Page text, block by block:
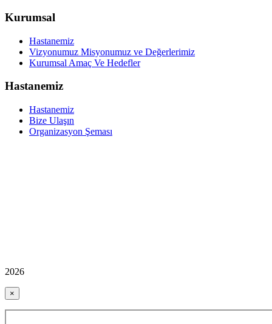
Kurumsal
Hastanemiz
Vizyonumuz Misyonumuz ve Değerlerimiz
Kurumsal Amaç Ve Hedefler
Hastanemiz
Hastanemiz
Bize Ulaşın
Organizasyon Şeması
2026
×